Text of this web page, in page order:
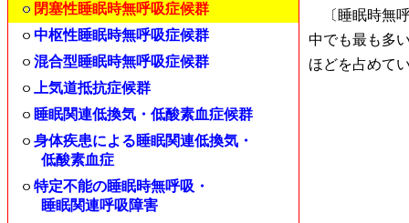
〔睡眠時無
中でも最も多
ほどを占めて
閉塞性睡眠時無呼吸症候群
中枢性睡眠時無呼吸症候群
混合型睡眠時無呼吸症候群
上気道抵抗症候群
睡眠関連低換気・低酸素血症候群
身体疾患による睡眠関連低換気・
低酸素血症
特定不能の睡眠時無呼吸・
睡眠関連呼吸障害